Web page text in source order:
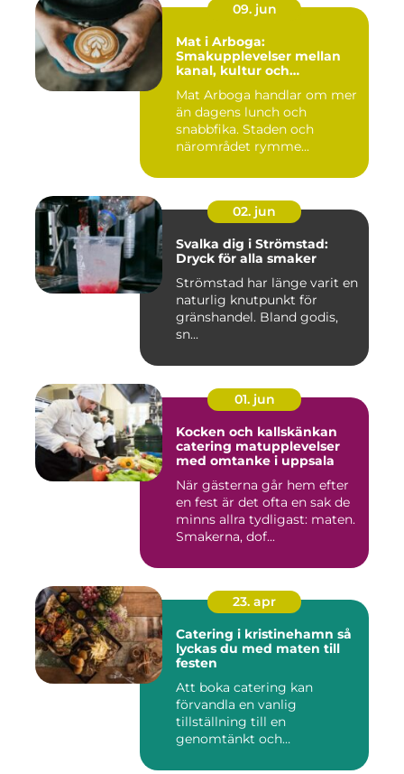
09. jun
Mat i Arboga:
Smakupplevelser mellan
kanal, kultur och
Mat Arboga handlar om mer
än dagens lunch och
snabbfika. Staden och
närområdet rymme...
02. jun
Svalka dig i Strömstad:
Dryck för alla smaker
Strömstad har länge varit en
naturlig knutpunkt för
gränshandel. Bland godis,
sn...
01. jun
Kocken och kallskänkan
catering matupplevelser
med omtanke i uppsala
När gästerna går hem efter
en fest är det ofta en sak de
minns allra tydligast: maten.
Smakerna, dof...
23. apr
Catering i kristinehamn så
lyckas du med maten till
festen
Att boka catering kan
förvandla en vanlig
tillställning till en
genomtänkt och